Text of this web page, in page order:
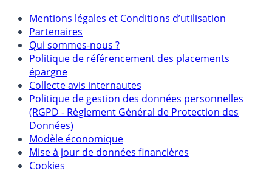
Mentions
Mentions légales et Conditions d’utilisation
Partenaires
Qui sommes-nous ?
Politique de référencement des placements
épargne
Collecte avis internautes
Politique de gestion des données personnelles
(RGPD - Règlement Général de Protection des
Données)
Modèle économique